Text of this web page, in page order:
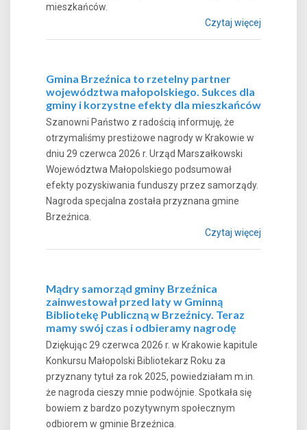
mieszkańców.
Czytaj więcej
Gmina Brzeźnica to rzetelny partner
województwa małopolskiego. Sukces dla
gminy i korzystne efekty dla mieszkańców
Szanowni Państwo z radością informuję, że
otrzymaliśmy prestiżowe nagrody w Krakowie w
dniu 29 czerwca 2026 r. Urząd Marszałkowski
Województwa Małopolskiego podsumował
efekty pozyskiwania funduszy przez samorządy.
Nagroda specjalna została przyznana gmine
Brzeźnica.
Czytaj więcej
Mądry samorząd gminy Brzeźnica
zainwestował przed laty w Gminną
Bibliotekę Publiczną w Brzeźnicy. Teraz
mamy swój czas i odbieramy nagrodę
Dziękując 29 czerwca 2026 r. w Krakowie kapitule
Konkursu Małopolski Bibliotekarz Roku za
przyznany tytuł za rok 2025, powiedziałam m.in.
że nagroda cieszy mnie podwójnie. Spotkała się
bowiem z bardzo pozytywnym społecznym
odbiorem w gminie Brzeźnica.